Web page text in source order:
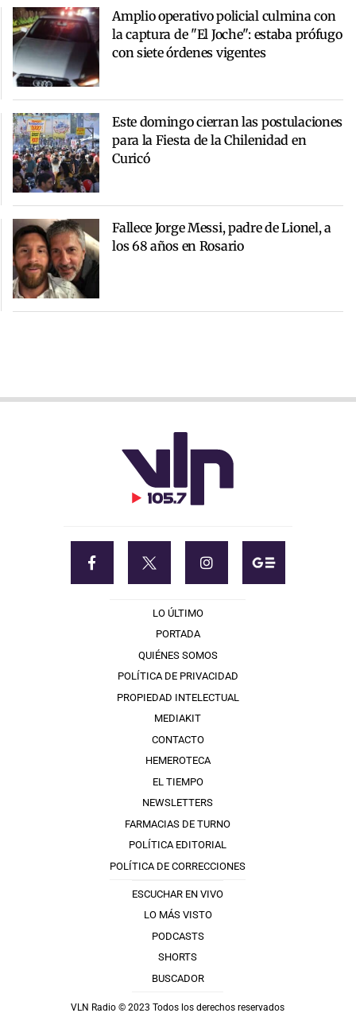
Amplio operativo policial culmina con
la captura de "El Joche": estaba prófugo
con siete órdenes vigentes
Este domingo cierran las postulaciones
para la Fiesta de la Chilenidad en
Curicó
Fallece Jorge Messi, padre de Lionel, a
los 68 años en Rosario
LO ÚLTIMO
PORTADA
QUIÉNES SOMOS
POLÍTICA DE PRIVACIDAD
PROPIEDAD INTELECTUAL
MEDIAKIT
CONTACTO
HEMEROTECA
EL TIEMPO
NEWSLETTERS
FARMACIAS DE TURNO
POLÍTICA EDITORIAL
POLÍTICA DE CORRECCIONES
ESCUCHAR EN VIVO
LO MÁS VISTO
PODCASTS
SHORTS
BUSCADOR
VLN Radio © 2023 Todos los derechos reservados